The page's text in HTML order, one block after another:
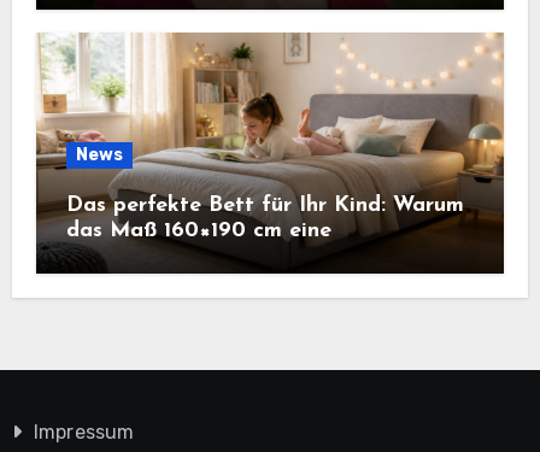
News
Das perfekte Bett für Ihr Kind: Warum
das Maß 160×190 cm eine
ausgezeichnete Wahl ist
Impressum